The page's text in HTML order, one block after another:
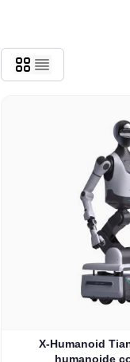
X-Humanoid
humanoide